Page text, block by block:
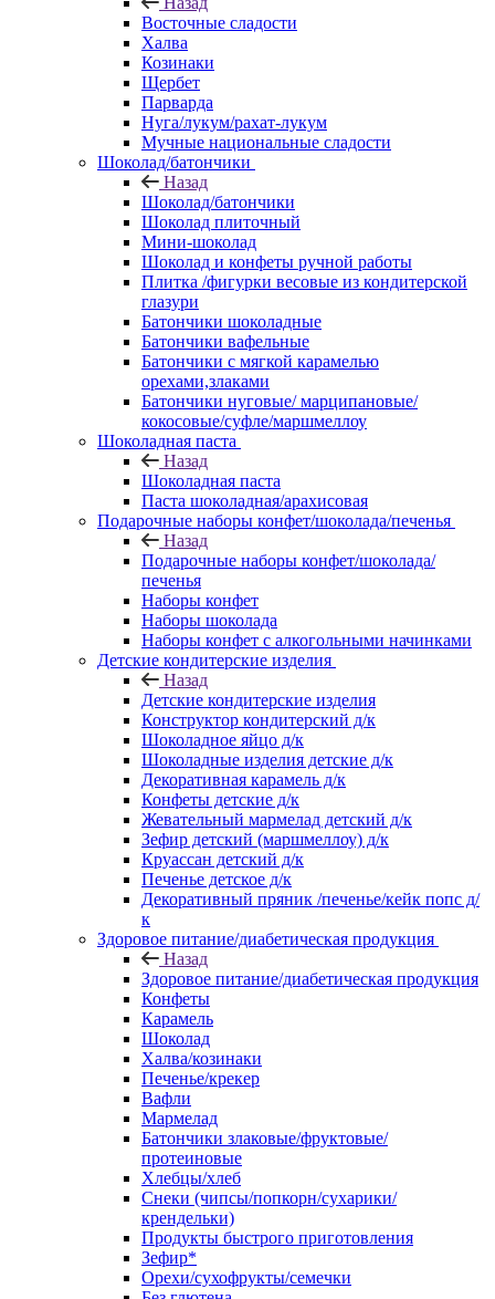
Восточные сладости
Халва
Козинаки
Щербет
Парварда
Нуга/лукум/рахат-лукум
Мучные национальные сладости
Шоколад/батончики
Назад
Шоколад/батончики
Шоколад плиточный
Мини-шоколад
Шоколад и конфеты ручной работы
Плитка /фигурки весовые из кондитерской
глазури
Батончики шоколадные
Батончики вафельные
Батончики с мягкой карамелью
орехами,злаками
Батончики нуговые/ марципановые/
кокосовые/суфле/маршмеллоу
Шоколадная паста
Назад
Шоколадная паста
Паста шоколадная/арахисовая
Подарочные наборы конфет/шоколада/печенья
Назад
Подарочные наборы конфет/шоколада/
печенья
Наборы конфет
Наборы шоколада
Наборы конфет с алкогольными начинками
Детские кондитерские изделия
Назад
Детские кондитерские изделия
Конструктор кондитерский д/к
Шоколадное яйцо д/к
Шоколадные изделия детские д/к
Декоративная карамель д/к
Конфеты детские д/к
Жевательный мармелад детский д/к
Зефир детский (маршмеллоу) д/к
Круассан детский д/к
Печенье детское д/к
Декоративный пряник /печенье/кейк попс д/
к
Здоровое питание/диабетическая продукция
Назад
Здоровое питание/диабетическая продукция
Конфеты
Карамель
Шоколад
Халва/козинаки
Печенье/крекер
Вафли
Мармелад
Батончики злаковые/фруктовые/
протеиновые
Хлебцы/хлеб
Снеки (чипсы/попкорн/сухарики/
крендельки)
Продукты быстрого приготовления
Зефир*
Орехи/сухофрукты/семечки